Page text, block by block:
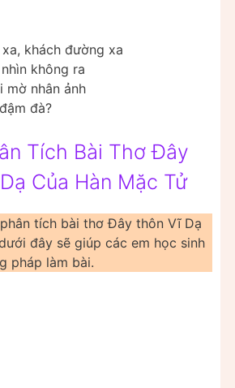
khách đường xa
không ra
mờ nhân ảnh
đà?
Tích Bài Thơ Đây
Của Hàn Mặc Tử
tích bài thơ Đây thôn Vĩ Dạ
đây sẽ giúp các em học sinh
pháp làm bài.